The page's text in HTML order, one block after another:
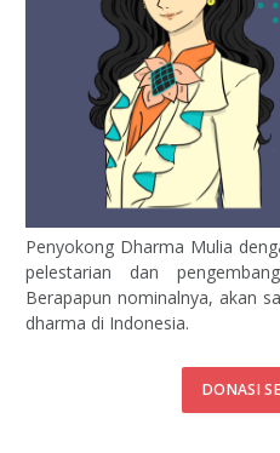
Penyokong Dharma Mulia
pelestarian dan
Berapapun nominalnya, akan
dharma di Indonesia.
DONASI